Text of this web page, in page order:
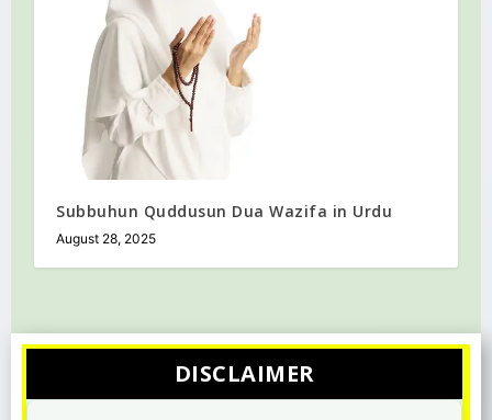
Subbuhun Quddusun Dua Wazifa in Urdu
August 28, 2025
DISCLAIMER